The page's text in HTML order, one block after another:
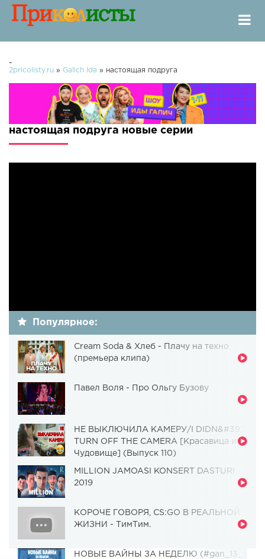
-
2pricolisty.ru » Galich Ida » настоящая подруга
настоящая подруга новые серии
Популярное:
Cream Soda & Хлеб - Плачу на техно
(премьера клипа)
Павел Воля - Про Ольгу Бузову
НЕ ВЫКЛЮЧИЛА КАМЕРУ/I DIDN&#39;T
TURN OFF THE CAMERA [Красавица и
Чудовище] (Выпуск 110)
MILLION JAMOASI KONSERT DASTURI
2019
КОРОЧЕ ГОВОРЯ, CS:GO В РЕАЛЬНОЙ
ЖИЗНИ - ТимТим.
НОВЫЕ ВАЙНЫ ЗА НЕДЕЛЮ (#gan_13_)